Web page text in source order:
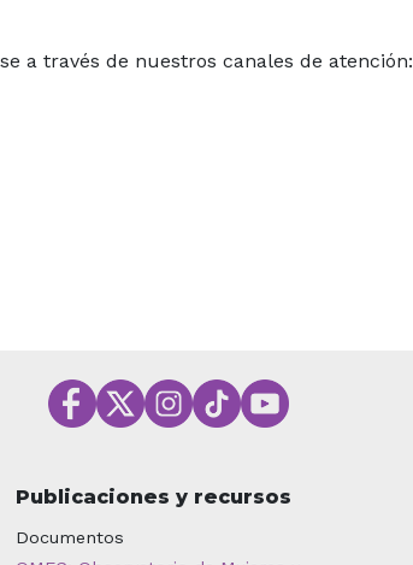
a través de nuestros canales de atención:
Publicaciones y recursos
Documentos